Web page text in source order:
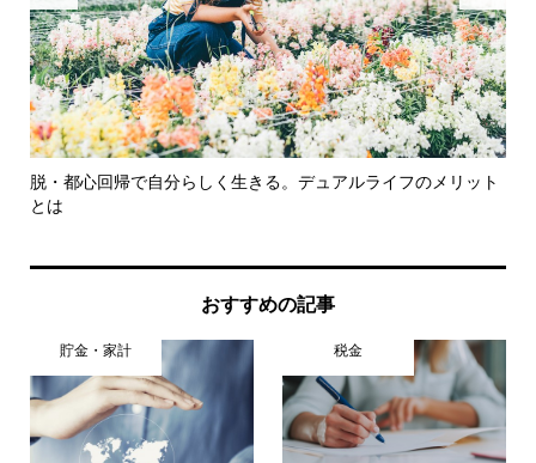
脱・都心回帰で自分らしく生きる。デュアルライフのメリット
とは
おすすめの記事
貯金・家計 税金